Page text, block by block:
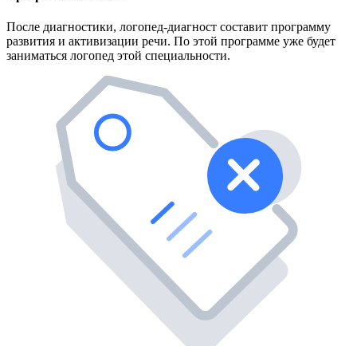
После диагностики, логопед-диагност составит программу
развития и активизации речи. По этой программе уже будет
заниматься логопед этой специальности.